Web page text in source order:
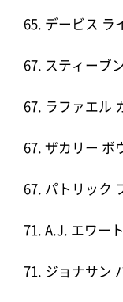
65. デービス ラ
67. スティーブ
67. ラファエル
67. ザカリー ボ
67. パトリック
71. A.J. エワート
71. ジョナサン